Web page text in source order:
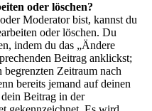
oder löschen?
Moderator bist, kannst du
oder löschen. Du
indem du das „Ändere
Beitrag anklickst;
Zeitraum nach
bereits jemand auf deinen
Beitrag in der